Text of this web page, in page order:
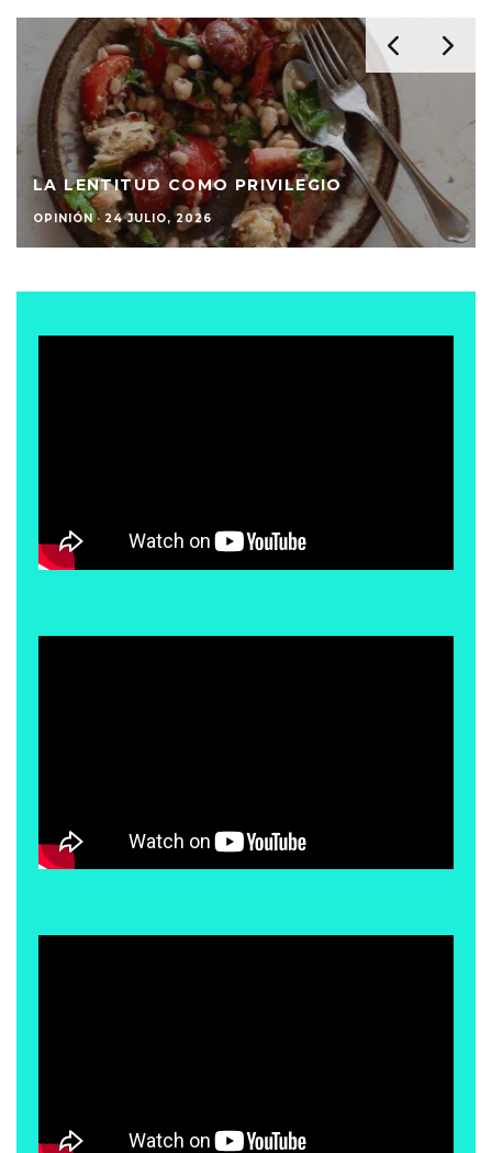
LA LENTITUD COMO PRIVILEGIO
OPINIÓN · 24 JULIO, 2026